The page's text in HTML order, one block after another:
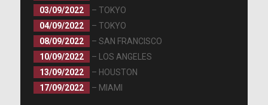
03/09/2022
– TOKYO
04/09/2022
– TOKYO
08/09/2022
– SAN FRANCISCO
10/09/2022
– LOS ANGELES
13/09/2022
– HOUSTON
17/09/2022
– MIAMI